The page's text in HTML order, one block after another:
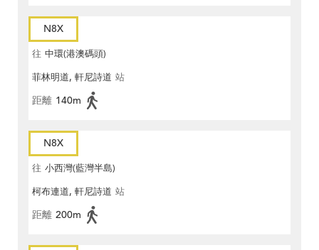
N8X
往 中環(港澳碼頭)
菲林明道, 軒尼詩道 站
距離 140m
N8X
往 小西灣(藍灣半島)
柯布連道, 軒尼詩道 站
距離 200m